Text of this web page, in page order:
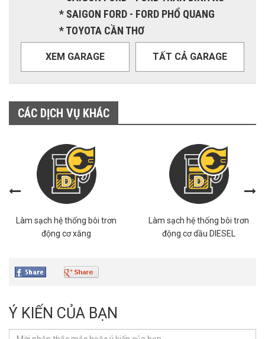
* SAIGON FORD - FORD PHỔ QUANG
* TOYOTA CẦN THƠ
XEM GARAGE TẤT CẢ GARAGE
CÁC DỊCH VỤ KHÁC
Làm sạch hệ thống bôi trơn
động cơ dầu DIESEL
Làm sạch hệ thống điều hòa
Ý KIẾN CỦA BẠN